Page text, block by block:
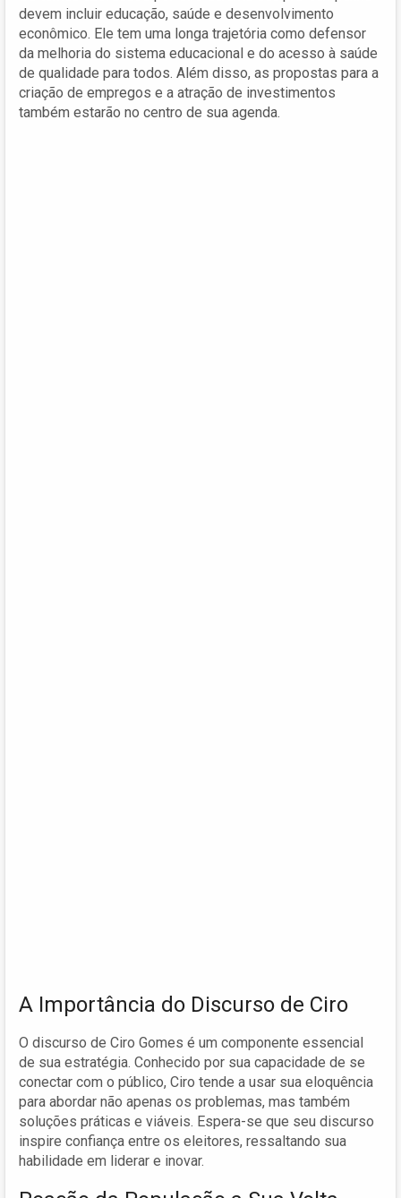
devem incluir educação, saúde e desenvolvimento
econômico. Ele tem uma longa trajetória como defensor
da melhoria do sistema educacional e do acesso à saúde
de qualidade para todos. Além disso, as propostas para a
criação de empregos e a atração de investimentos
também estarão no centro de sua agenda.
A Importância do Discurso de Ciro
O discurso de Ciro Gomes é um componente essencial
de sua estratégia. Conhecido por sua capacidade de se
conectar com o público, Ciro tende a usar sua eloquência
para abordar não apenas os problemas, mas também
soluções práticas e viáveis. Espera-se que seu discurso
inspire confiança entre os eleitores, ressaltando sua
habilidade em liderar e inovar.